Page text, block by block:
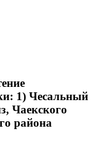
1) Чесальный
Чаекского
района